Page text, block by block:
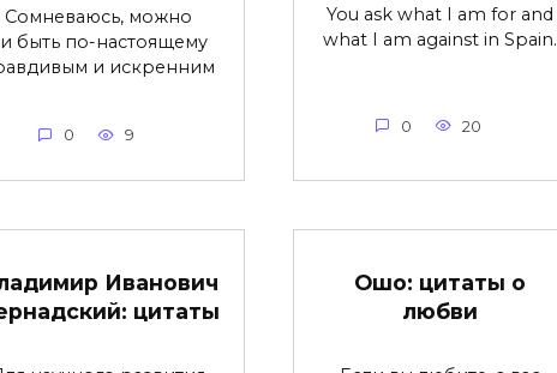
Сомневаюсь, можно
быть по-настоящему
и искренним
0 9
You ask what I am for and
what I am against in Spain.
0 20
Иванович
цитаты
Ошо: цитаты о
любви